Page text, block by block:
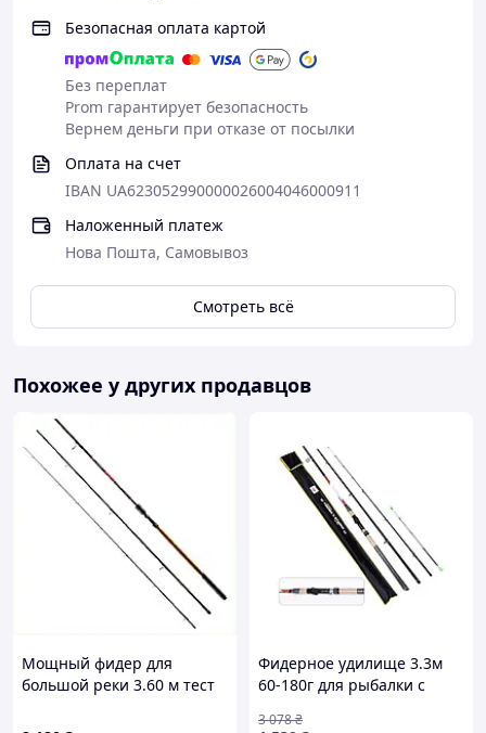
Безопасная оплата картой
Без переплат
Prom гарантирует безопасность
Вернем деньги при отказе от посылки
Оплата на счет
IBAN UA623052990000026004046000911
Наложенный платеж
Нова Пошта, Самовывоз
Смотреть всё
Похожее у других продавцов
Мощный фидер для
большой реки 3.60 м тест
Фидерное удилище 3.3м
60-180г для рыбалки с
чувствительностью и
3 078₴